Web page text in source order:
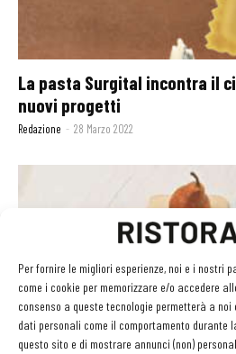
Per fornire le migliori esperienze, noi e i nostri
come i cookie per memorizzare e/o accedere
consenso a queste tecnologie permetterà a
dati personali come il comportamento durante
questo sito e di mostrare annunci (non)
La pasta Surgital incontra il
nuovi progetti
Redazione - 28 Marzo 2022